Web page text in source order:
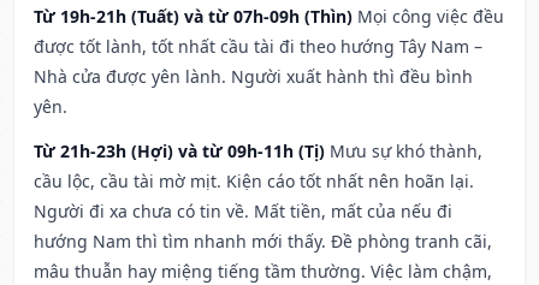
Từ 19h-21h (Tuất) và từ 07h-09h (Thìn) Mọi công việc đều
được tốt lành, tốt nhất cầu tài đi theo hướng Tây Nam –
Nhà cửa được yên lành. Người xuất hành thì đều bình
yên.
Từ 21h-23h (Hợi) và từ 09h-11h (Tị) Mưu sự khó thành,
cầu lộc, cầu tài mờ mịt. Kiện cáo tốt nhất nên hoãn lại.
Người đi xa chưa có tin về. Mất tiền, mất của nếu đi
hướng Nam thì tìm nhanh mới thấy. Đề phòng tranh cãi,
mâu thuẫn hay miệng tiếng tầm thường. Việc làm chậm,